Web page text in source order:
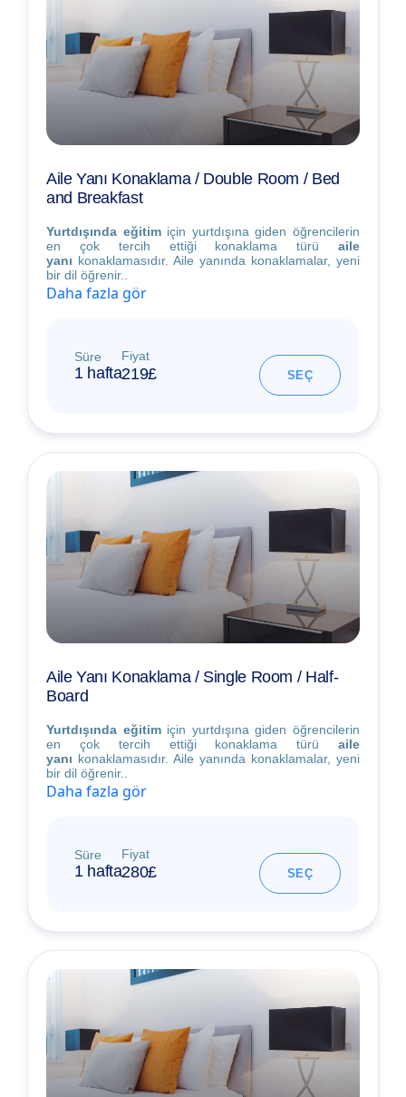
Aile Yanı Konaklama / Double Room / Bed
and Breakfast
Yurtdışında eğitimiçin yurtdışına giden öğrencilerin
en çok tercih ettiği konaklama türü aile
yanı konaklamasıdır. Aile yanında konaklamalar, yeni
bir dil öğrenir..
Daha fazla gör
Süre
1 hafta
Fiyat
219£ SEÇ
Aile Yanı Konaklama / Single Room / Half-
Board
Yurtdışında eğitimiçin yurtdışına giden öğrencilerin
en çok tercih ettiği konaklama türü aile
yanı konaklamasıdır. Aile yanında konaklamalar, yeni
bir dil öğrenir..
Daha fazla gör
Süre
1 hafta
Fiyat
280£ SEÇ